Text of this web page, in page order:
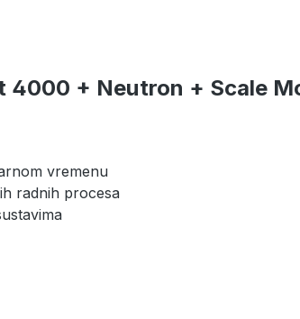
4000 + Neutron + Scale
vremenu
radnih procesa